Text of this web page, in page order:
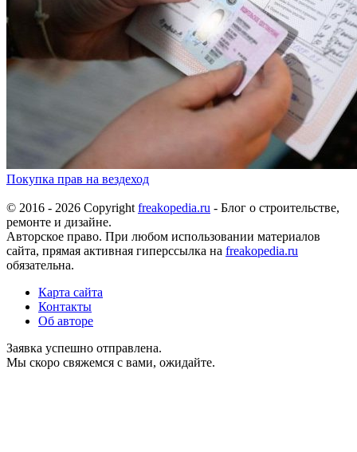
Покупка прав на вездеход
© 2016 - 2026 Copyrightfreakopedia.ru - Блог о строительстве,
ремонте и дизайне.
Авторское право. При любом использовании материалов
сайта, прямая активная гиперссылка на freakopedia.ru
обязательна.
Карта сайта
Контакты
Об авторе
Заявка успешно отправлена.
Мы скоро свяжемся с вами, ожидайте.